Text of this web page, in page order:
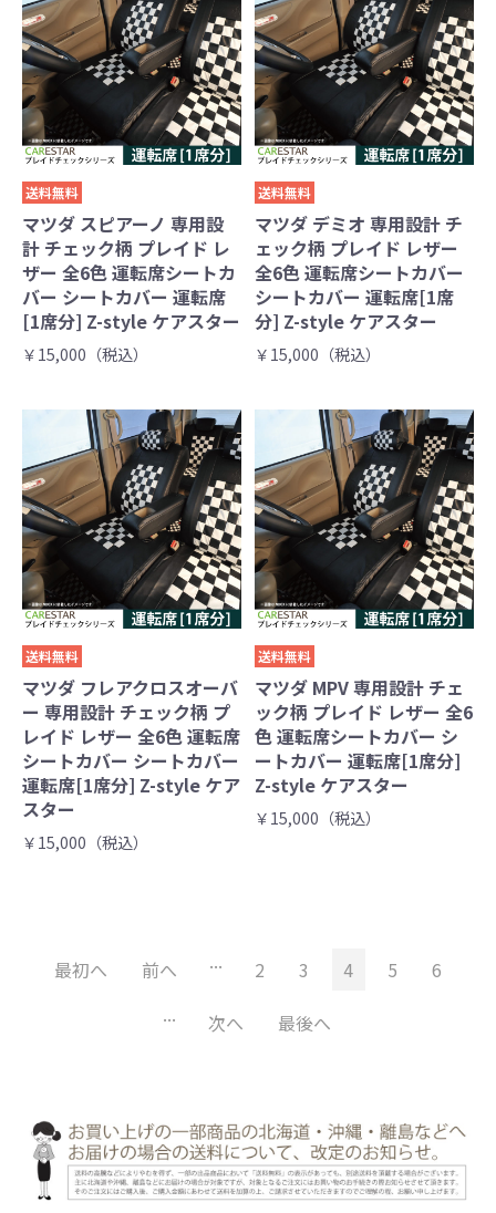
送料無料
マツダ スピアーノ 専用設
計 チェック柄 プレイド レ
ザー 全6色 運転席シートカ
バー シートカバー 運転席
[1席分] Z-style ケアスター
￥15,000（税込）
送料無料
マツダ デミオ 専用設計 チ
ェック柄 プレイド レザー
全6色 運転席シートカバー
シートカバー 運転席[1席
分] Z-style ケアスター
￥15,000（税込）
送料無料
マツダ フレアクロスオーバ
ー 専用設計 チェック柄 プ
レイド レザー 全6色 運転席
シートカバー シートカバー
運転席[1席分] Z-style ケア
スター
￥15,000（税込）
送料無料
マツダ MPV 専用設計 チェ
ック柄 プレイド レザー 全6
色 運転席シートカバー シ
ートカバー 運転席[1席分]
Z-style ケアスター
￥15,000（税込）
最初へ 前へ ... 2 3 4 5
6
...
次へ 最後へ